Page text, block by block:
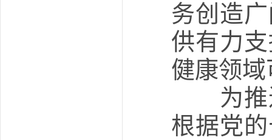
务创造
供有力
健康领
为推进
根据党